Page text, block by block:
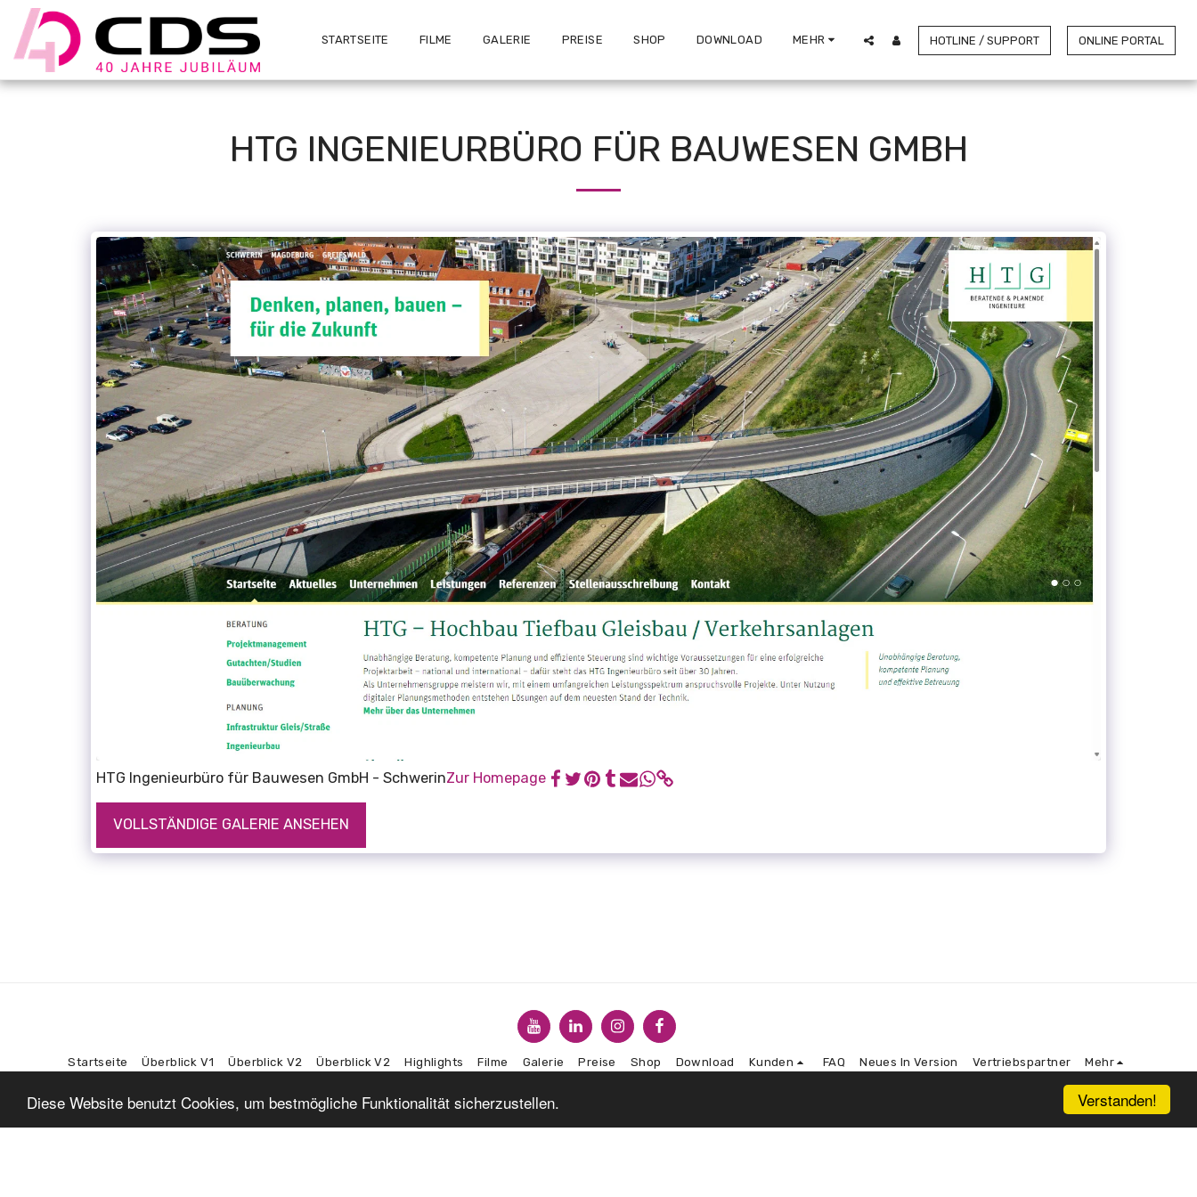
Verstanden!
Diese Website benutzt Cookies, um bestmögliche Funktionalität sicherzustellen.
STARTSEITE FILME GALERIE PREISE SHOP DOWNLOAD MEHR HOTLINE / SUPPORT ONLINE PORTAL
HTG INGENIEURBÜRO FÜR BAUWESEN GMBH
HTG Ingenieurbüro für Bauwesen GmbH - SchwerinZur Homepage
VOLLSTÄNDIGE GALERIE ANSEHEN
Startseite Überblick V1 Überblick V2 Überblick V2 Highlights Filme Galerie Preise Shop Download Kunden FAQ Neues In Version Vertriebspartner Mehr